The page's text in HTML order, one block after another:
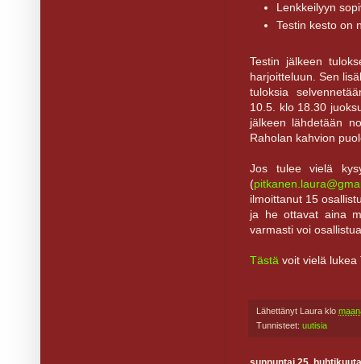
Lenkkeilyyn
Testin kesto on
Testin jälkeen
harjoitteluun. Sen
tuloksia
10.5. klo 18.30
jälkeen lähdetään
Raholan kahvion
Jos tulee vielä
(
ilmoittanut 15
ja he ottavat aina
varmasti voi
Tästä voit vielä lukea
Lähettänyt Laura klo
Tunnisteet: uutisia